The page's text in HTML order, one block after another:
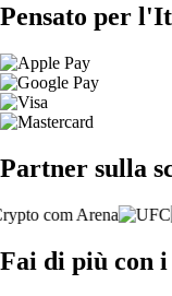
Pensato per
Partner sulla
Fai di più con